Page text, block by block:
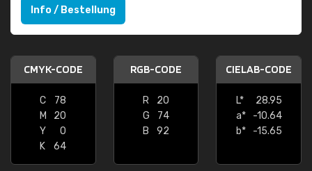
Info / Bestellung
CMYK-CODE
C
78
M
20
Y
0
K
64
RGB-CODE
R
20
G
74
B
92
CIELAB-CODE
L*
28.95
a*
-10.64
b*
-15.65